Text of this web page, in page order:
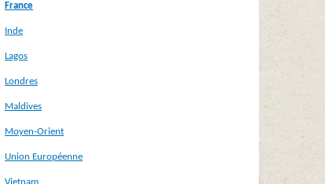
France
Inde
Lagos
Londres
Maldives
Moyen-Orient
Union Européenne